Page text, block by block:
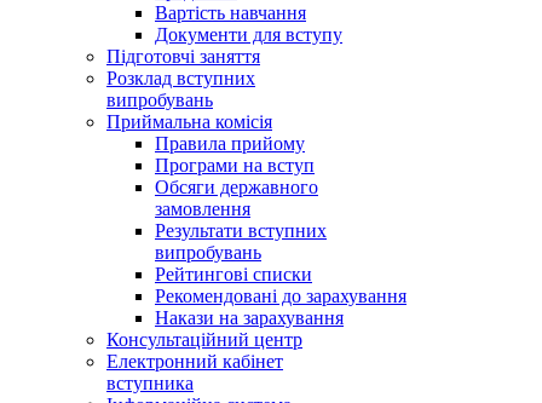
Вартість навчання
Документи для вступу
Підготовчі заняття
Розклад вступних
випробувань
Приймальна комісія
Правила прийому
Програми на вступ
Обсяги державного
замовлення
Результати вступних
випробувань
Рейтингові списки
Рекомендовані до зарахування
Накази на зарахування
Консультаційний центр
Електронний кабінет
вступника